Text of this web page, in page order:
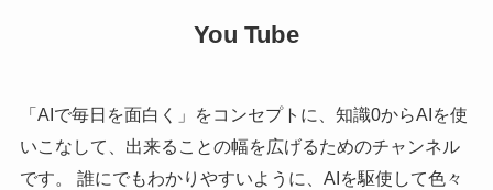
You Tube
「AIで毎日を面白く」をコンセプトに、知識0からAIを使
いこなして、出来ることの幅を広げるためのチャンネル
です。 誰にでもわかりやすいように、AIを駆使して色々